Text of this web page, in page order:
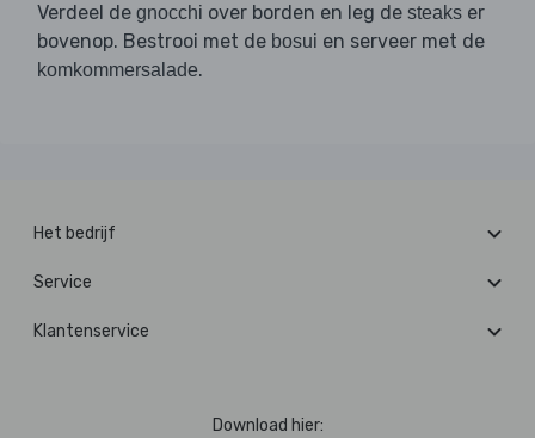
Verdeel de gnocchi over borden en leg de steaks er
bovenop. Bestrooi met de bosui en serveer met de
komkommersalade.
Het bedrijf
Service
Klantenservice
Download hier: